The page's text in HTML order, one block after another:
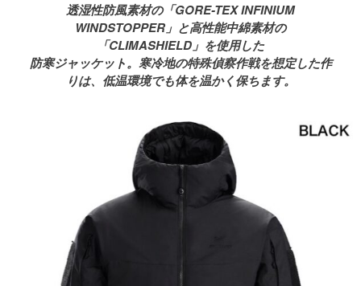
透湿性防風素材の「GORE-TEX INFINIUM
WINDSTOPPER」と高性能中綿素材の
「CLIMASHIELD」を使用した
防寒ジャッケット。寒冷地の特殊偵察作戦を想定した作
りは、低温環境でも体を温かく保ちます。